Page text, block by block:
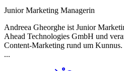
Junior Marketing Managerin
Andreea Gheorghe ist Junior
Ahead Technologies GmbH und
Content-Marketing rund um
...